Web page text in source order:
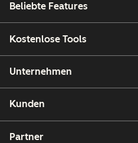
Beliebte Features
Kostenlose Tools
Unternehmen
Kunden
Partner